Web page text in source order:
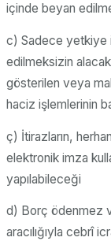
içinde beyan
c) Sadece yetkiye
edilmeksizin
gösterilen veya
haciz işlemlerinin
ç) İtirazların,
elektronik imza
yapılabileceği
d) Borç ödenmez
aracılığıyla cebrî